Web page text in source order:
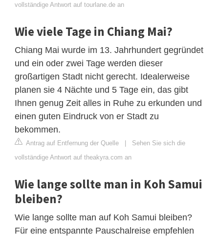
vollständige Antwort auf tourlane.de an
Wie viele Tage in Chiang Mai?
Chiang Mai wurde im 13. Jahrhundert gegründet
und ein oder zwei Tage werden dieser
großartigen Stadt nicht gerecht. Idealerweise
planen sie 4 Nächte und 5 Tage ein, das gibt
Ihnen genug Zeit alles in Ruhe zu erkunden und
einen guten Eindruck von er Stadt zu
bekommen.
Antrag auf Entfernung der Quelle | Sehen Sie sich die
vollständige Antwort auf theakyra.com an
Wie lange sollte man in Koh Samui
bleiben?
Wie lange sollte man auf Koh Samui bleiben?
Für eine entspannte Pauschalreise empfehlen